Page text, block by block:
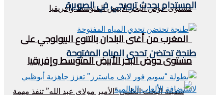
المغرب من أغنى البلدان بالتنوع البيولوجي على
مستوى حوض البحر الأبيض المتوسط وإفريقيا
المستدام بحدث ترويجي في الصويرة
طنجة تحتضن تحدي المياه المفتوحة